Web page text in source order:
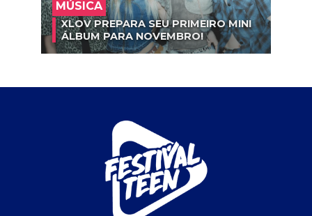
MÚSICA
XLOV PREPARA SEU PRIMEIRO MINI
ÁLBUM PARA NOVEMBRO!